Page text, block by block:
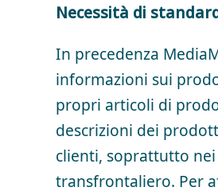
Necessità di
In precedenza
informazioni sui
propri articoli di
descrizioni dei
clienti, soprattutto
transfrontaliero. Per